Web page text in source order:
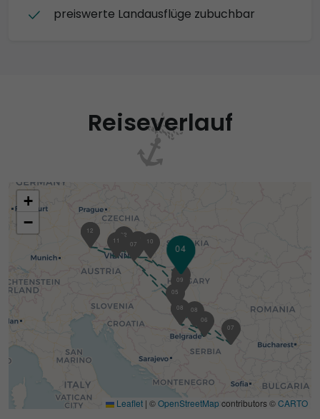
preiswerte Landausflüge zubuchbar
Reiseverlauf
01
02
04
05
05
06
07
07
08
08
09
09
10
11
12
+
−
Leaflet | ©OpenStreetMap contributors ©CARTO